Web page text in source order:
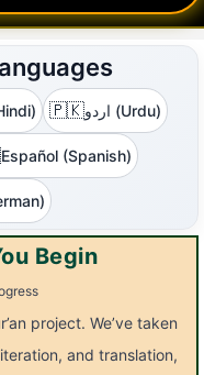
🇵🇰 اردو (Urdu)
Español (Spanish)
Begin
project. We’ve taken
and translation,